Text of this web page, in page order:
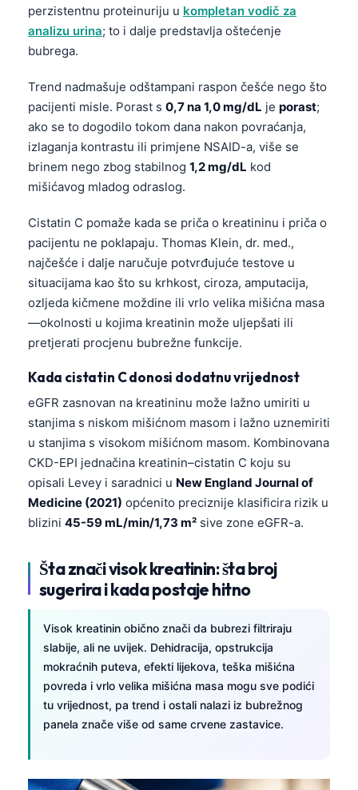
perzistentnu proteinuriju u kompletan vodič za
analizu urina; to i dalje predstavlja oštećenje
bubrega.
Trend nadmašuje odštampani raspon češće nego što
pacijenti misle. Porast s 0,7 na 1,0 mg/dL je porast;
ako se to dogodilo tokom dana nakon povraćanja,
izlaganja kontrastu ili primjene NSAID-a, više se
brinem nego zbog stabilnog 1,2 mg/dL kod
mišićavog mladog odraslog.
Cistatin C pomaže kada se priča o kreatininu i priča o
pacijentu ne poklapaju. Thomas Klein, dr. med.,
najčešće i dalje naručuje potvrđujuće testove u
situacijama kao što su krhkost, ciroza, amputacija,
ozljeda kičmene moždine ili vrlo velika mišićna masa
—okolnosti u kojima kreatinin može uljepšati ili
pretjerati procjenu bubrežne funkcije.
Kada cistatin C donosi dodatnu vrijednost
eGFR zasnovan na kreatininu može lažno umiriti u
stanjima s niskom mišićnom masom i lažno uznemiriti
u stanjima s visokom mišićnom masom. Kombinovana
CKD-EPI jednačina kreatinin–cistatin C koju su
opisali Levey i saradnici u New England Journal of
Medicine (2021) općenito preciznije klasificira rizik u
blizini 45-59 mL/min/1,73 m² sive zone eGFR-a.
Šta znači visok kreatinin: šta broj
sugerira i kada postaje hitno
Visok kreatinin obično znači da bubrezi filtriraju
slabije, ali ne uvijek. Dehidracija, opstrukcija
mokraćnih puteva, efekti lijekova, teška mišićna
povreda i vrlo velika mišićna masa mogu sve podići
tu vrijednost, pa trend i ostali nalazi iz bubrežnog
panela znače više od same crvene zastavice.